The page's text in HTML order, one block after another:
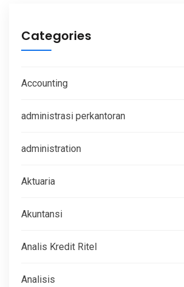
Categories
Accounting
administrasi perkantoran
administration
Aktuaria
Akuntansi
Analis Kredit Ritel
Analisis